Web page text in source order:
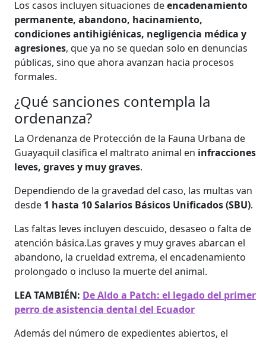
Los casos incluyen situaciones deencadenamiento
permanente, abandono, hacinamiento,
condiciones antihigiénicas, negligencia médica y
agresiones, que ya no se quedan solo en denuncias
públicas, sino que ahora avanzan hacia procesos
formales.
¿Qué sanciones contempla la
ordenanza?
La Ordenanza de Protección de la Fauna Urbana de
Guayaquil clasifica el maltrato animal en infracciones
leves, graves y muy graves.
Dependiendo de la gravedad del caso, las multas van
desde 1 hasta 10 Salarios Básicos Unificados (SBU).
Las faltas leves incluyen descuido, desaseo o falta de
atención básica.Las graves y muy graves abarcan el
abandono, la crueldad extrema, el encadenamiento
prolongado o incluso la muerte del animal.
LEA TAMBIÉN: De Aldo a Patch: el legado del primer
perro de asistencia dental del Ecuador
Además del número de expedientes abiertos, el